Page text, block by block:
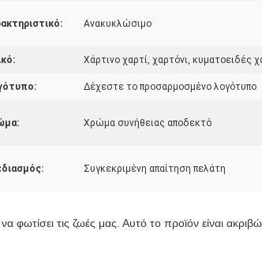
Ανακυκλώσιμο
Χάρτινο χαρτί, χαρτόνι, κυματοειδές
Δέχεστε το προσαρμοσμένο λογότυπο
Χρώμα συνήθειας αποδεκτό
Συγκεκριμένη απαίτηση πελάτη
φωτίσει τις ζωές μας. Αυτό το προϊόν είναι